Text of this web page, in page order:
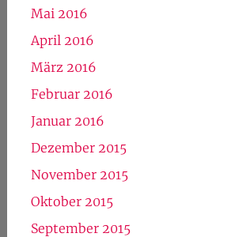
Mai 2016
April 2016
März 2016
Februar 2016
Januar 2016
Dezember 2015
November 2015
Oktober 2015
September 2015